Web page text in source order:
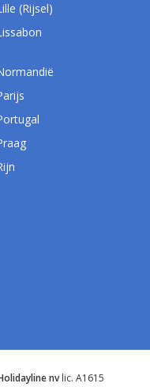
(Rijsel)
nvlic. A1615